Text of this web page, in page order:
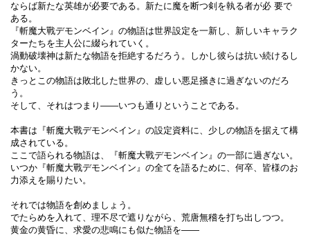
ならば新たな英雄が必要である。新たに魔を断つ剣を執る者が必 要で
ある。
『斬魔大戰デモンベイン』の物語は世界設定を一新し、新しいキャラク
ターたちを主人公に綴られていく。
渦動破壊神は新たな物語を拒絶するだろう。しかし彼らは抗い続けるし
かない。
きっとこの物語は敗北した世界の、虚しい悪足掻きに過ぎないのだろ
う。
そして、それはつまり――いつも通りということである。
本書は『斬魔大戰デモンベイン』の設定資料に、少しの物語を据えて構
成されている。
ここで語られる物語は、『斬魔大戰デモンベイン』の一部に過ぎない。
いつか『斬魔大戰デモンベイン』の全てを語るために、何卒、皆様のお
力添えを賜りたい。
それでは物語を創めましょう。
でたらめを入れて、理不尽で遮りながら、荒唐無稽を打ち出しつつ。
黄金の黄昏に、求愛の悲鳴にも似た物語を――